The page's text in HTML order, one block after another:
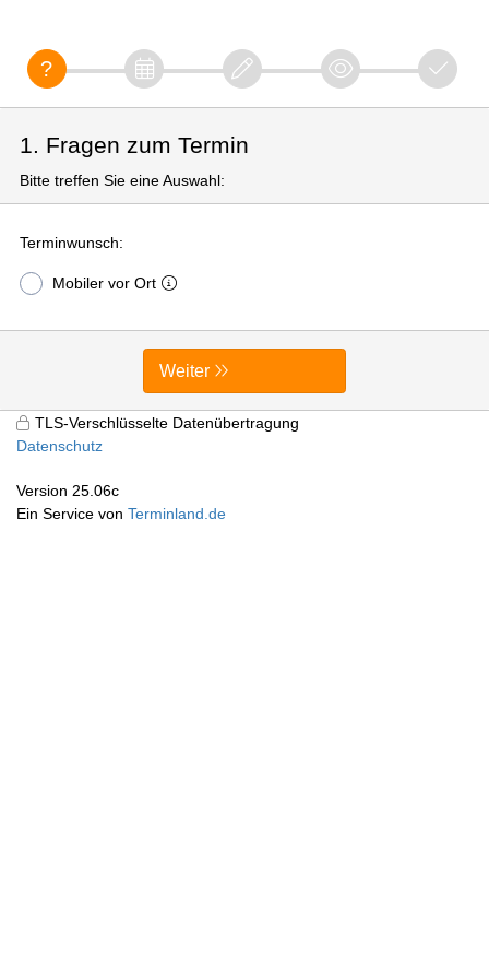
1. Fragen zum Termin
Bitte treffen Sie eine Auswahl:
Terminwunsch:
Mobiler vor Ort
Weiter
TLS-Verschlüsselte Datenübertragung
Datenschutz
Version 25.06c
Ein Service von Terminland.de